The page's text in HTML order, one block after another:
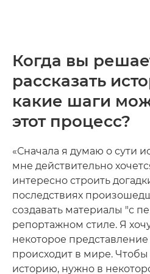
Когда вы
рассказать
какие шаги
этот процесс?
«Сначала я думаю о сути
мне действительно
интересно строить
последствиях
создавать материалы "с
репортажном стиле. Я
некоторое представление
происходит в мире. Чтобы
историю, нужно в